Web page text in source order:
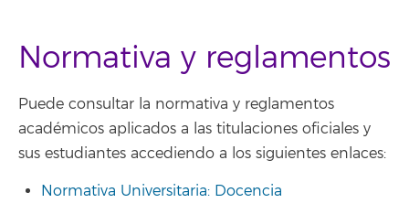
Normativa y reglamentos
Puede consultar la normativa y reglamentos
académicos aplicados a las titulaciones oficiales y
sus estudiantes accediendo a los siguientes enlaces:
Normativa Universitaria: Docencia